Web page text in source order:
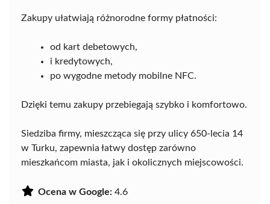
Zakupy ułatwiają różnorodne formy płatności:
od kart debetowych,
i kredytowych,
po wygodne metody mobilne NFC.
Dzięki temu zakupy przebiegają szybko i komfortowo.
Siedziba firmy, mieszcząca się przy ulicy 650-lecia 14
w Turku, zapewnia łatwy dostęp zarówno
mieszkańcom miasta, jak i okolicznych miejscowości.
Ocena w Google: 4.6